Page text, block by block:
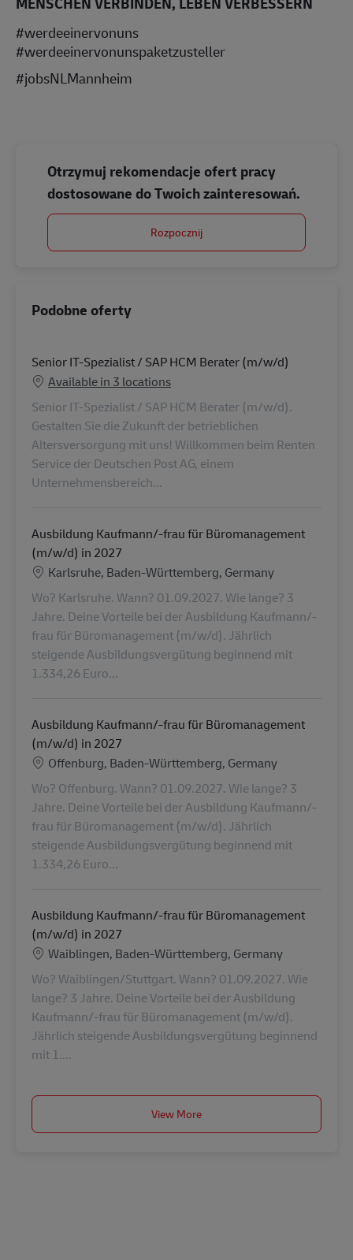
#werdeeinervonuns
#werdeeinervonunspaketzusteller
#jobsNLMannheim
Otrzymuj rekomendacje ofert pracy
dostosowane do Twoich zainteresowań.
Rozpocznij
Podobne oferty
Senior IT-Spezialist / SAP HCM Berater (m/w/d)
Available in 3 locations
Senior IT-Spezialist / SAP HCM Berater (m/w/d).
Gestalten Sie die Zukunft der betrieblichen
Altersversorgung mit uns! Willkommen beim Renten
Service der Deutschen Post AG, einem
Unternehmensbereich...
Ausbildung Kaufmann/-frau für Büromanagement
(m/w/d) in 2027
Lokalizacja
Karlsruhe, Baden-Württemberg, Germany
Wo? Karlsruhe. Wann? 01.09.2027. Wie lange? 3
Jahre. Deine Vorteile bei der Ausbildung Kaufmann/-
frau für Büromanagement (m/w/d). Jährlich
steigende Ausbildungsvergütung beginnend mit
1.334,26 Euro...
Ausbildung Kaufmann/-frau für Büromanagement
(m/w/d) in 2027
Lokalizacja
Offenburg, Baden-Württemberg, Germany
Wo? Offenburg. Wann? 01.09.2027. Wie lange? 3
Jahre. Deine Vorteile bei der Ausbildung Kaufmann/-
frau für Büromanagement (m/w/d). Jährlich
steigende Ausbildungsvergütung beginnend mit
1.334,26 Euro...
Ausbildung Kaufmann/-frau für Büromanagement
(m/w/d) in 2027
Lokalizacja
Waiblingen, Baden-Württemberg, Germany
Wo? Waiblingen/Stuttgart. Wann? 01.09.2027. Wie
lange? 3 Jahre. Deine Vorteile bei der Ausbildung
Kaufmann/-frau für Büromanagement (m/w/d).
Jährlich steigende Ausbildungsvergütung beginnend
mit 1....
View More